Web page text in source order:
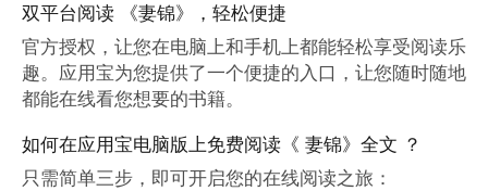
双平台阅读 《妻锦》，轻松便捷
官方授权，让您在电脑上和手机上都能轻松享受阅读乐
趣。应用宝为您提供了一个便捷的入口，让您随时随地
都能在线看您想要的书籍。
如何在应用宝电脑版上免费阅读《 妻锦》全文 ？
只需简单三步，即可开启您的在线阅读之旅：